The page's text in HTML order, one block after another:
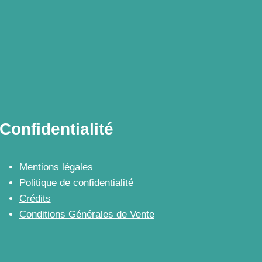
Confidentialité
Mentions légales
Politique de confidentialité
Crédits
Conditions Générales de Vente